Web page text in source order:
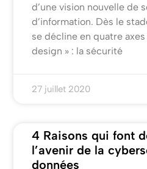
d’une vision nouvelle de
d’information. Dès le
se décline en quatre
design » : la sécurité
27 juillet 2020
4 Raisons qui font
l’avenir de la
données